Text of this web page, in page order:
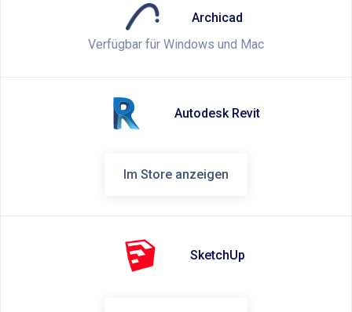
Archicad
Verfügbar für Windows und Mac
Autodesk Revit
Im Store anzeigen
SketchUp